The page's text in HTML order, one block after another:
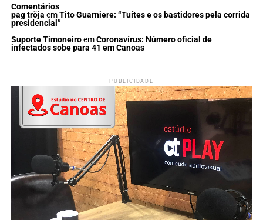
Comentários
pag tröja emTito Guarniere: “Tuítes e os bastidores pela corrida
presidencial”
Suporte TimoneiroemCoronavírus: Número oficial de
infectados sobe para 41 em Canoas
PUBLICIDADE